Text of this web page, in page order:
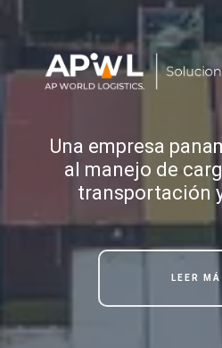
Una empresa
al manejo de
transportación
LEER